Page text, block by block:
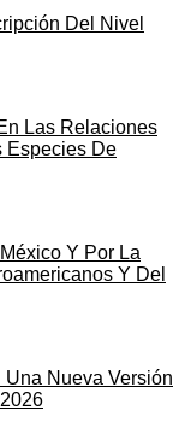
Del Nivel
Las Relaciones
Especies De
Y Por La
Y Del
Una Nueva Versión